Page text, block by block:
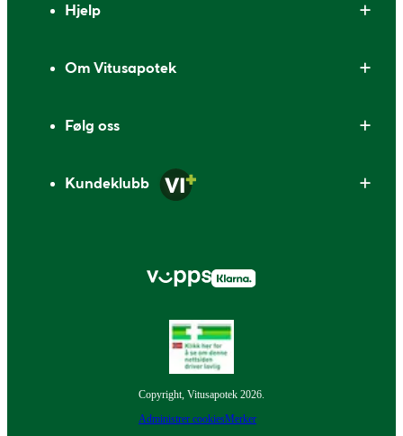
Hjelp
Om Vitusapotek
Følg oss
Kundeklubb
Copyright, Vitusapotek 2026.
Administrer cookiesMerker